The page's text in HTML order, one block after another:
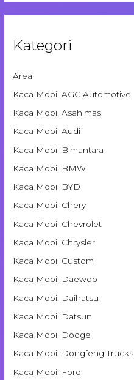
Kategori
Area
Kaca Mobil AGC Automotive
Kaca Mobil Asahimas
Kaca Mobil Audi
Kaca Mobil Bimantara
Kaca Mobil BMW
Kaca Mobil BYD
Kaca Mobil Chery
Kaca Mobil Chevrolet
Kaca Mobil Chrysler
Kaca Mobil Custom
Kaca Mobil Daewoo
Kaca Mobil Daihatsu
Kaca Mobil Datsun
Kaca Mobil Dodge
Kaca Mobil Dongfeng Trucks
Kaca Mobil Ford